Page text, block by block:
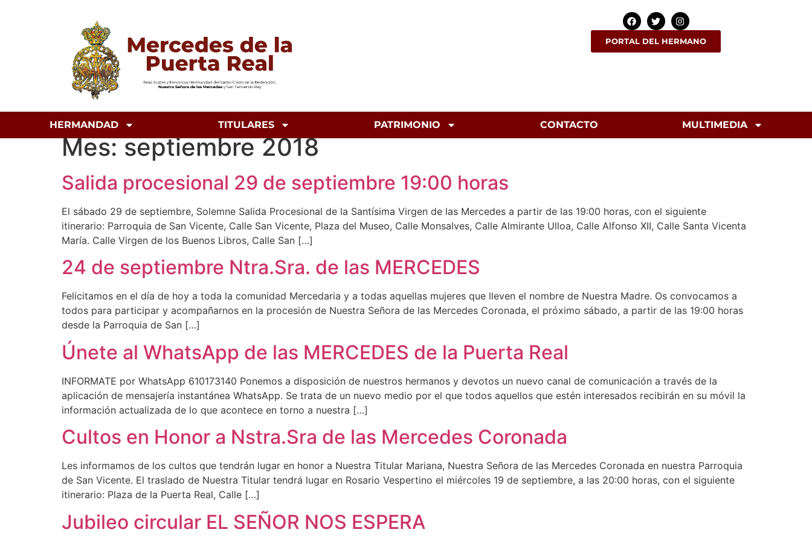
PORTAL DEL HERMANO
HERMANDAD TITULARES PATRIMONIO CONTACTO MULTIMEDIA
Mes:septiembre 2018
Salida procesional 29 de septiembre 19:00 horas
El sábado 29 de septiembre, Solemne Salida Procesional de la Santísima Virgen de las Mercedes a partir de las 19:00 horas, con el siguiente
itinerario: Parroquia de San Vicente, Calle San Vicente, Plaza del Museo, Calle Monsalves, Calle Almirante Ulloa, Calle Alfonso XII, Calle Santa Vicenta
María. Calle Virgen de los Buenos Libros, Calle San […]
24 de septiembre Ntra.Sra. de las MERCEDES
Felicitamos en el día de hoy a toda la comunidad Mercedaria y a todas aquellas mujeres que lleven el nombre de Nuestra Madre. Os convocamos a
todos para participar y acompañarnos en la procesión de Nuestra Señora de las Mercedes Coronada, el próximo sábado, a partir de las 19:00 horas
desde la Parroquia de San […]
Únete al WhatsApp de las MERCEDES de la Puerta Real
INFORMATE por WhatsApp 610173140 Ponemos a disposición de nuestros hermanos y devotos un nuevo canal de comunicación a través de la
aplicación de mensajería instantánea WhatsApp. Se trata de un nuevo medio por el que todos aquellos que estén interesados recibirán en su móvil la
información actualizada de lo que acontece en torno a nuestra […]
Cultos en Honor a Nstra.Sra de las Mercedes Coronada
Les informamos de los cultos que tendrán lugar en honor a Nuestra Titular Mariana, Nuestra Señora de las Mercedes Coronada en nuestra Parroquia
de San Vicente. El traslado de Nuestra Titular tendrá lugar en Rosario Vespertino el miércoles 19 de septiembre, a las 20:00 horas, con el siguiente
itinerario: Plaza de la Puerta Real, Calle […]
Jubileo circular EL SEÑOR NOS ESPERA